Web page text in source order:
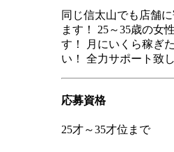
同じ信太山でも店舗
ます！ 25～35歳の女
す！ 月にいくら稼ぎ
い！ 全力サポート致
応募資格
25才～35才位まで